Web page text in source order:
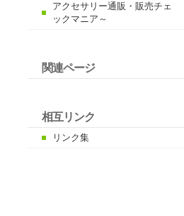
アクセサリー通販・販売チェ
ックマニア～
関連ページ
相互リンク
リンク集